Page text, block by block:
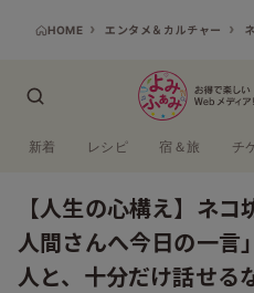
HOME エンタメ＆カルチャー
新着 レシピ 宿＆旅 チ
【人生の心構え】ネ
人間さんへ今日の一
人と、十分だけ話せる